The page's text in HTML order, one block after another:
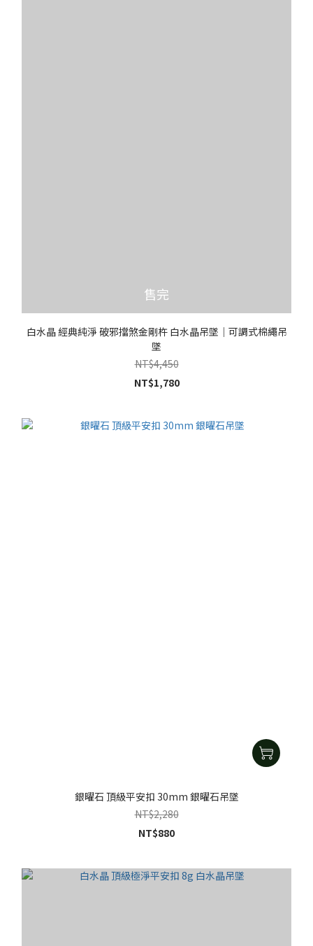
售完
白水晶 經典純淨 破邪擋煞金剛杵 白水晶吊墜｜可調式棉繩吊
墜
NT$4,450
NT$1,780
銀曜石 頂級平安扣 30mm 銀曜石吊墜
NT$2,280
NT$880